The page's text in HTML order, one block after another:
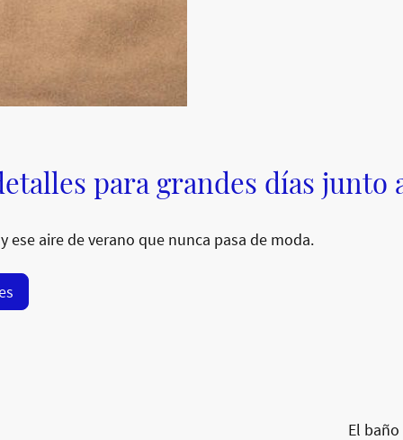
para grandes días junto
ese aire de verano que nunca pasa de moda.
El